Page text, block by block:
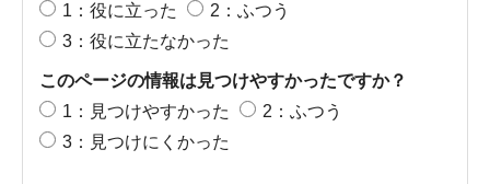
1：役に立った
2：ふつう
3：役に立たなかった
このページの情報は見つけやすかったですか？
1：見つけやすかった
2：ふつう
3：見つけにくかった